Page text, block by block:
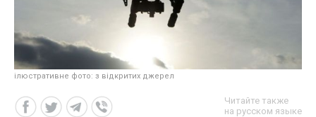
ілюстративне фото: з відкритих джерел
Читайте также
на русском языке